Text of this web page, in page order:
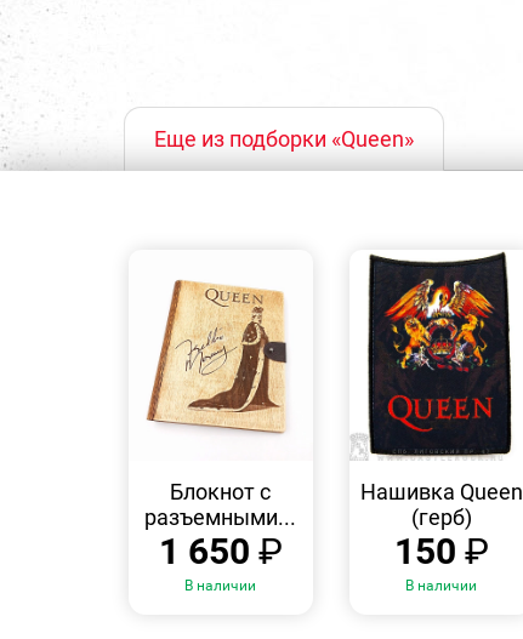
Еще из подборки «Queen»
Блокнот с
разъемными...
1 650 ₽
В наличии
ПРОСМОТР
Нашивка Queen
(герб)
150 ₽
В наличии